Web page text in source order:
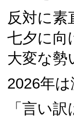
反対に素
七夕に向
大変な勢
2026年
「言い